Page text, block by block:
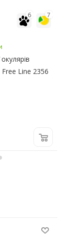
7
6
Free Line 2356